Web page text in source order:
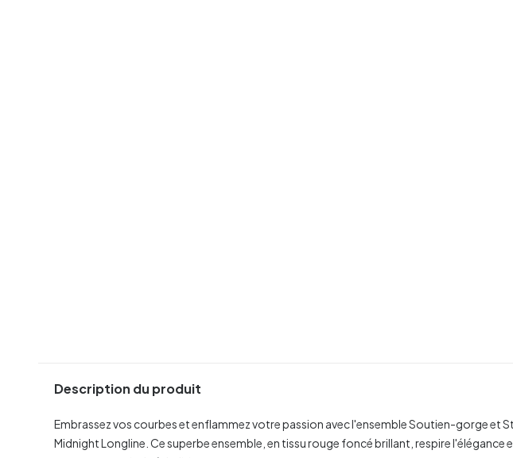
Description du produit
Embrassez vos courbes et enflammez votre passion avec l'ensemble Soutien-gorge et
Midnight Longline. Ce superbe ensemble, en tissu rouge foncé brillant, respire l'élégance